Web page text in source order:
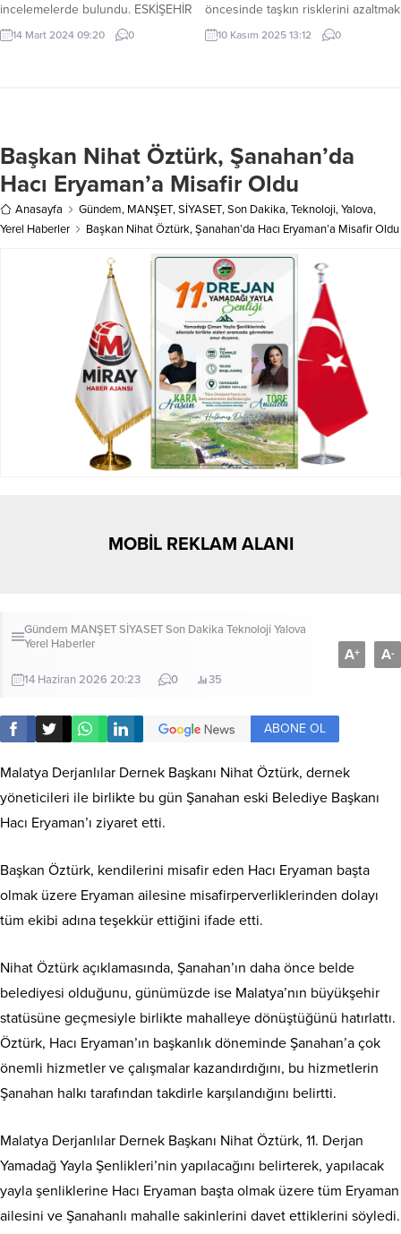
incelemelerde bulundu. ESKİŞEHİR
(İGFA) – Milli Eğitim Bakan
Yardımcısı Ökten, Eskişehir
gerçekleştirilen toplantıya katıldı.
Ökten, ardından Vali Hüseyin
Aksoy’u...
14 Mart 2024 09:20 0
öncesinde taşkın risklerini azaltmak
amacıyla Yarımada bölgesindeki
derelerde temizlik ve ıslah
çıkarıldı. Seferihisar, Urla,
Karaburun, Menderes ve Çeşme
ilçelerinde gerçekleştirilen
çalışmalar kapsamında,...
10 Kasım 2025 13:12 0
Başkan Nihat Öztürk, Şanahan’da
Hacı Eryaman’a Misafir Oldu
Anasayfa Gündem, MANŞET,SİYASET,Son Dakika,Teknoloji,Yalova,
Yerel Haberler
Başkan Nihat Öztürk, Şanahan’da Hacı Eryaman’a Misafir Oldu
MOBİL REKLAM ALANI
Gündem MANŞETSİYASETSon Dakika Teknoloji Yalova
Yerel Haberler
14 Haziran 2026 20:23 0 35
A+ A-
ABONE OL
Malatya Derjanlılar Dernek Başkanı Nihat Öztürk, dernek
yöneticileri ile birlikte bu gün Şanahan eski Belediye Başkanı
Hacı Eryaman’ı ziyaret etti.
Başkan Öztürk, kendilerini misafir eden Hacı Eryaman başta
olmak üzere Eryaman ailesine misafirperverliklerinden dolayı
tüm ekibi adına teşekkür ettiğini ifade etti.
Nihat Öztürk açıklamasında, Şanahan’ın daha önce belde
belediyesi olduğunu, günümüzde ise Malatya’nın büyükşehir
statüsüne geçmesiyle birlikte mahalleye dönüştüğünü hatırlattı.
Öztürk, Hacı Eryaman’ın başkanlık döneminde Şanahan’a çok
önemli hizmetler ve çalışmalar kazandırdığını, bu hizmetlerin
Şanahan halkı tarafından takdirle karşılandığını belirtti.
Malatya Derjanlılar Dernek Başkanı Nihat Öztürk, 11. Derjan
Yamadağ Yayla Şenlikleri’nin yapılacağını belirterek, yapılacak
yayla şenliklerine Hacı Eryaman başta olmak üzere tüm Eryaman
ailesini ve Şanahanlı mahalle sakinlerini davet ettiklerini söyledi.